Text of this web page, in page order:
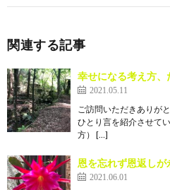
関連する記事
幸せになる考え方、
2021.05.11
ご訪問いただきありが
ひとり言を紹介させて
方） […]
恩を忘れず恩返し
2021.06.01